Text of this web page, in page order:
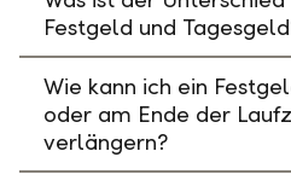
Festgeld und
Wie kann ich ein
oder am Ende der
verlängern?